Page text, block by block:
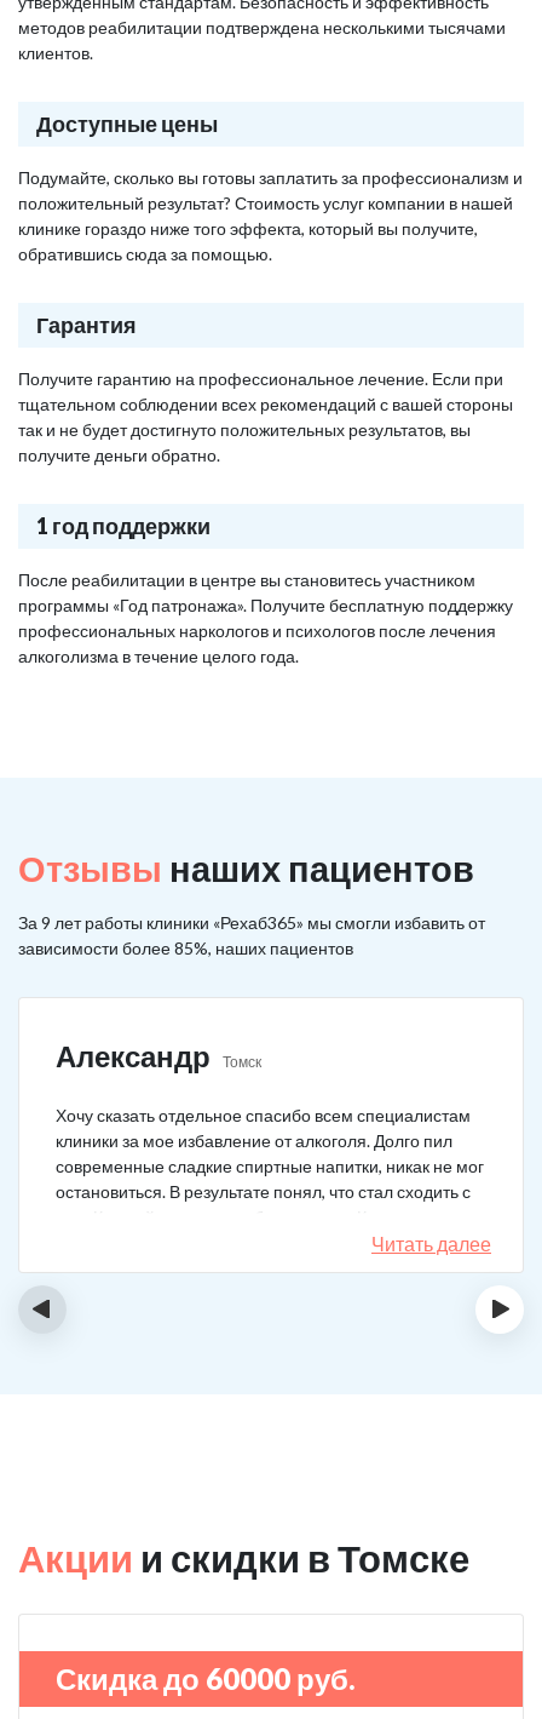
методов реабилитации подтверждена несколькими тысячами
клиентов.
Доступные цены
Подумайте, сколько вы готовы заплатить за профессионализм и
положительный результат? Стоимость услуг компании в нашей
клинике гораздо ниже того эффекта, который вы получите,
обратившись сюда за помощью.
Гарантия
Получите гарантию на профессиональное лечение. Если при
тщательном соблюдении всех рекомендаций с вашей стороны
так и не будет достигнуто положительных результатов, вы
получите деньги обратно.
1 год поддержки
После реабилитации в центре вы становитесь участником
программы «Год патронажа». Получите бесплатную поддержку
профессиональных наркологов и психологов после лечения
алкоголизма в течение целого года.
Отзывы наших пациентов
За 9 лет работы клиники «Рехаб365» мы смогли избавить от
зависимости более 85%, наших пациентов
Александр Томск
Хочу сказать отдельное спасибо всем специалистам
клиники за мое избавление от алкоголя. Долго пил
современные сладкие спиртные напитки, никак не мог
остановиться. В результате понял, что стал сходить с
ума. Каждый день не мог без выпивки. Когда осознал,
понял, что надо что-то в своей жизни менять. Нашел
телефон клиники в интернете, сразу приехал и
Читать далее
‹ ›
Акции и скидки в Томске
Скидка до 60000 руб.